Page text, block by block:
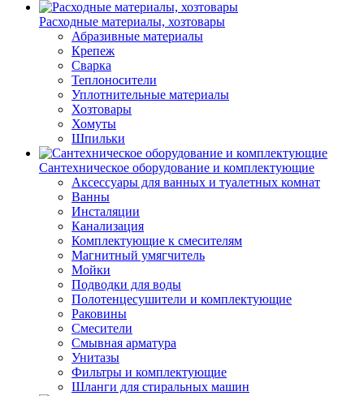
Расходные материалы, хозтовары
Абразивные материалы
Крепеж
Сварка
Теплоносители
Уплотнительные материалы
Хозтовары
Хомуты
Шпильки
Сантехническое оборудование и комплектующие
Аксессуары для ванных и туалетных комнат
Ванны
Инсталяции
Канализация
Комплектующие к смесителям
Магнитный умягчитель
Мойки
Подводки для воды
Полотенцесушители и комплектующие
Раковины
Смесители
Смывная арматура
Унитазы
Фильтры и комплектующие
Шланги для стиральных машин